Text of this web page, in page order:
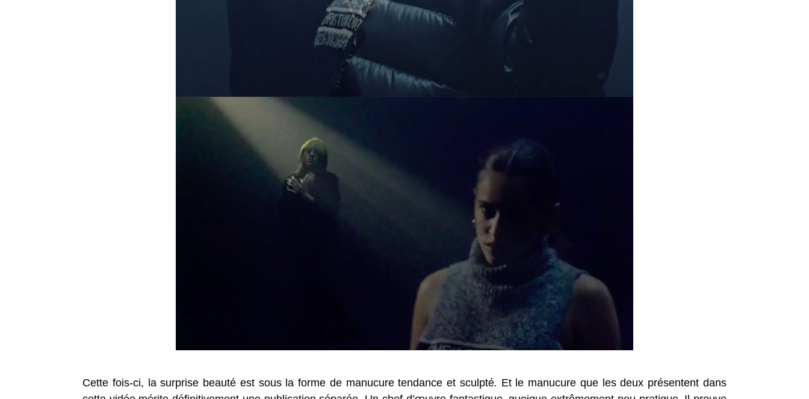
Cette fois-ci, la surprise beauté est sous la forme de manucure tendance et sculpté. Et le manucure que les deux présentent dans